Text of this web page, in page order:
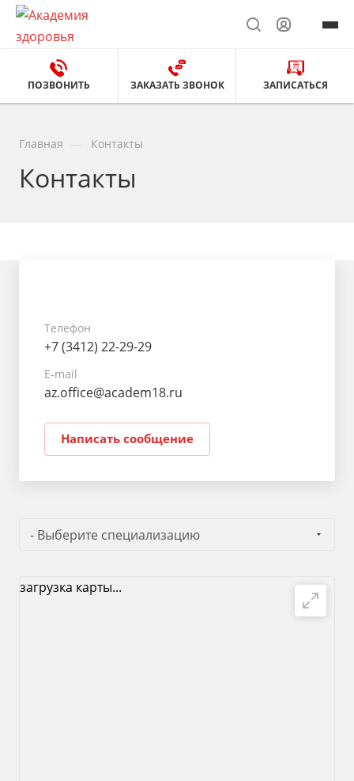
ПОЗВОНИТЬ ЗАКАЗАТЬ ЗВОНОК ЗАПИСАТЬСЯ
Главная Контакты
Контакты
- Выберите специализацию
загрузка карты...
Телефон
+7 (3412) 22-29-29
E-mail
az.office@academ18.ru
Написать сообщение